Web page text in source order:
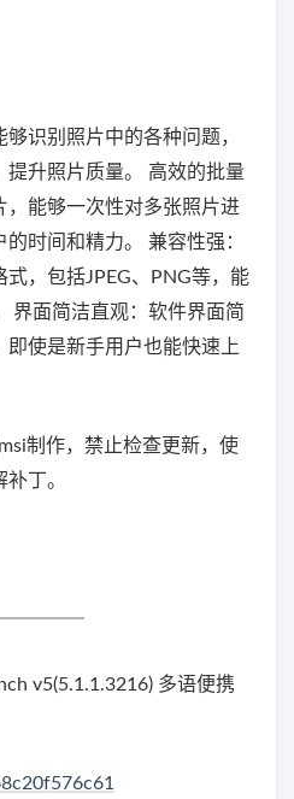
识别照片中的各种问题，
升照片质量。 高效的批量
，能够一次性对多张照片进
时间和精力。 兼容性强：
，包括JPEG、PNG等，能
界面简洁直观：软件界面简
即使是新手用户也能快速上
制作，禁止检查更新，使
丁。
v5(5.1.1.3216) 多语便携